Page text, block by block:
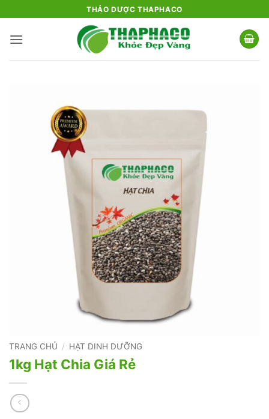
qua
nội
THẢO DƯỢC THAPHACO
TRANG CHỦ / HẠT DINH DƯỠNG
1kg Hạt Chia Giá Rẻ